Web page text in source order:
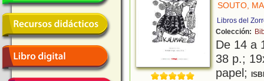
SOUTO,
Libros del
Colección:
De 14 a
38 p.;
papel;